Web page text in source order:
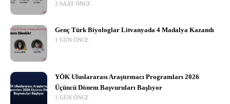
2 SAAT ÖNCE
Genç Türk Biyologlar Litvanyada 4 Madalya Kazandı
1 GÜN ÖNCE
YÖK Uluslararası Araştırmacı Programları 2026
Üçüncü Dönem Başvuruları Başlıyor
1 GÜN ÖNCE